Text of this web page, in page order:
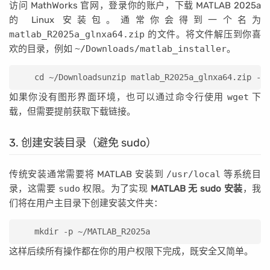
访问 MathWorks 官网，登录你的账户，下载 MATLAB 2025a
的 Linux 安装包。通常你会得到一个名为
matlab_R2025a_glnxa64.zip 的文件。将文件解压到你喜
欢的目录，例如 ~/Downloads/matlab_installer。
cd ~/Downloadsunzip matlab_R2025a_glnxa64.zip
如果你没有图形界面环境，也可以通过命令行使用 wget 下
载，但需要提前获取下载链接。
3. 创建安装目录（避免 sudo）
传统安装通常需要将 MATLAB 安装到 /usr/local 等系统目
录，这需要 sudo 权限。为了实现 MATLAB 无 sudo 安装，我
们将在用户主目录下创建安装文件夹：
mkdir -p ~/MATLAB_R2025a
这样后续所有操作都在你的用户权限下完成，既安全又简单。